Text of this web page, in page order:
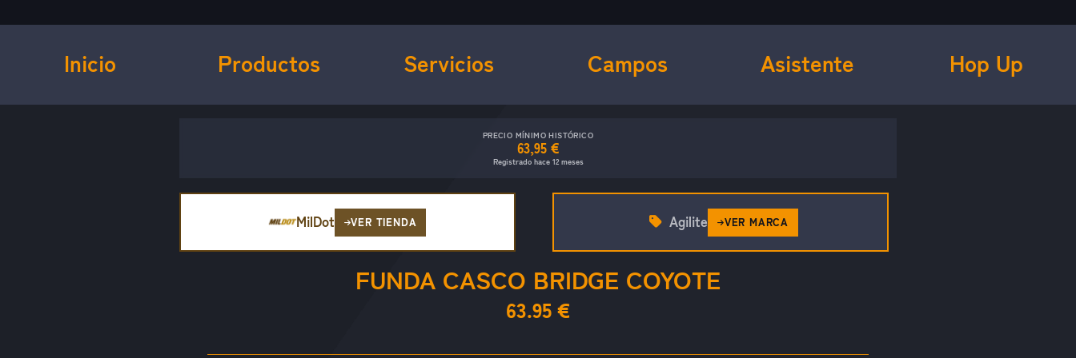
Inicio Productos Servicios Campos Asistente Hop Up
PRECIO MÍNIMO HISTÓRICO
63,95 €
Registrado hace 12 meses
MilDot VER TIENDA
FUNDA CASCO BRIDGE COYOTE
63.95 €
Agilite VER MARCA